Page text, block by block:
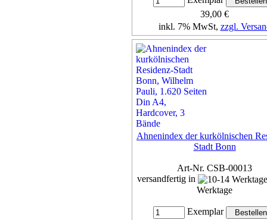
39,00 €
inkl. 7% MwSt, zzgl.
Details...
Ahnenindex der kurkölnischen
Stadt Bonn
Art-Nr. CSB-00013
versandfertig in
Werktage
Exemplar